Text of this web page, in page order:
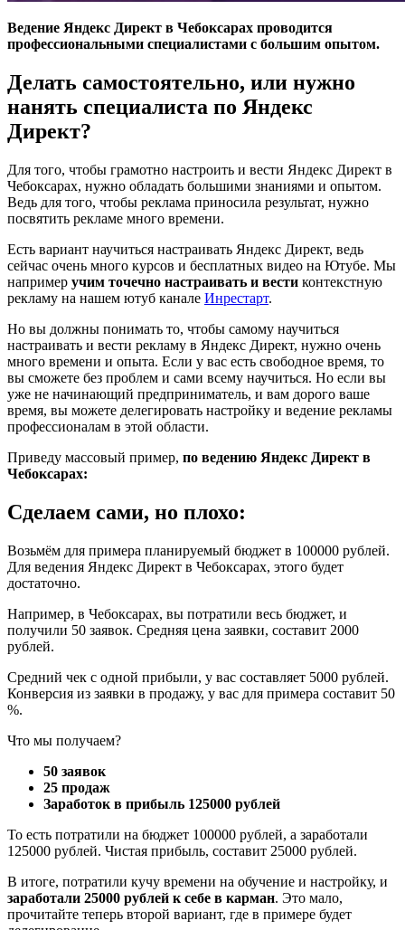
Ведение Яндекс Директ в Чебоксарах проводится
профессиональными специалистами с большим опытом.
Делать самостоятельно, или нужно
нанять специалиста по Яндекс
Директ?
Для того, чтобы грамотно настроить и вести Яндекс Директ в
Чебоксарах, нужно обладать большими знаниями и опытом.
Ведь для того, чтобы реклама приносила результат, нужно
посвятить рекламе много времени.
Есть вариант научиться настраивать Яндекс Директ, ведь
сейчас очень много курсов и бесплатных видео на Ютубе. Мы
например учим точечно настраивать и вести контекстную
рекламу на нашем ютуб канале Инрестарт.
Но вы должны понимать то, чтобы самому научиться
настраивать и вести рекламу в Яндекс Директ, нужно очень
много времени и опыта. Если у вас есть свободное время, то
вы сможете без проблем и сами всему научиться. Но если вы
уже не начинающий предприниматель, и вам дорого ваше
время, вы можете делегировать настройку и ведение рекламы
профессионалам в этой области.
Приведу массовый пример, по ведению Яндекс Директ в
Чебоксарах:
Сделаем сами, но плохо:
Возьмём для примера планируемый бюджет в 100000 рублей.
Для ведения Яндекс Директ в Чебоксарах, этого будет
достаточно.
Например, в Чебоксарах, вы потратили весь бюджет, и
получили 50 заявок. Средняя цена заявки, составит 2000
рублей.
Средний чек с одной прибыли, у вас составляет 5000 рублей.
Конверсия из заявки в продажу, у вас для примера составит 50
%.
Что мы получаем?
50 заявок
25 продаж
Заработок в прибыль 125000 рублей
То есть потратили на бюджет 100000 рублей, а заработали
125000 рублей. Чистая прибыль, составит 25000 рублей.
В итоге, потратили кучу времени на обучение и настройку, и
заработали 25000 рублей к себе в карман. Это мало,
прочитайте теперь второй вариант, где в примере будет